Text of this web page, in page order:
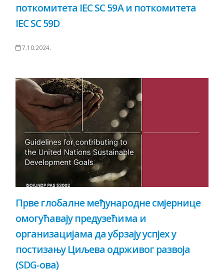
поткомитета IEC SC 59A и поткомитета
IEC SC 59D
7.10.2024.
Прве глобалне међународне смјернице
омогућавају предузећима и
организацијама да убрзају успјех у
постизању Циљева одрживог развоја
(SDG-ова)